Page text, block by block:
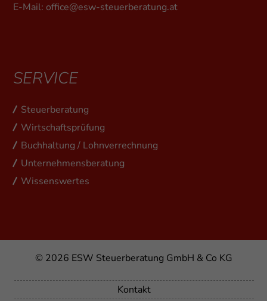
E-Mail: office@esw-steuerberatung.at
SERVICE
Steuerberatung
Wirtschaftsprüfung
Buchhaltung / Lohnverrechnung
Unternehmensberatung
Wissenswertes
© 2026 ESW Steuerberatung GmbH & Co KG
Kontakt